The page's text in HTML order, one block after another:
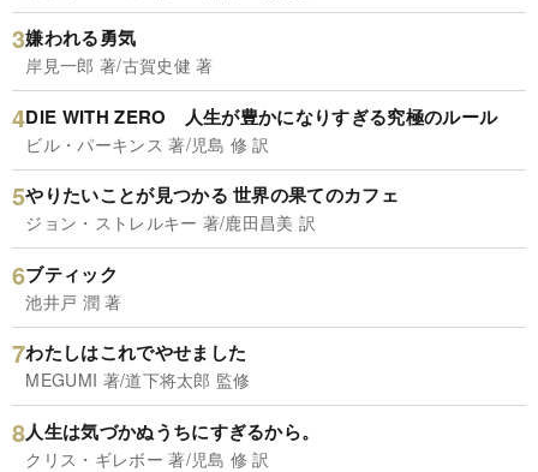
嫌われる勇気
岸見一郎 著/古賀史健 著
DIE WITH ZERO 人生が豊かになりすぎる究極のルール
ビル・パーキンス 著/児島 修 訳
やりたいことが見つかる 世界の果てのカフェ
ジョン・ストレルキー 著/鹿田昌美 訳
ブティック
池井戸 潤 著
わたしはこれでやせました
MEGUMI 著/道下将太郎 監修
人生は気づかぬうちにすぎるから。
クリス・ギレボー 著/児島 修 訳